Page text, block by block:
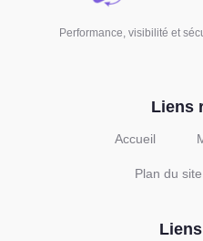
Performance, visibilité et
Liens
Accueil
Plan du site